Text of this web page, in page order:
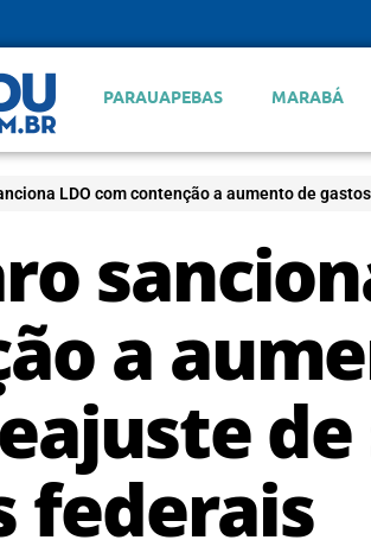
PARAUAPEBAS MARABÁ
LDO com contenção a aumento de
a
federais